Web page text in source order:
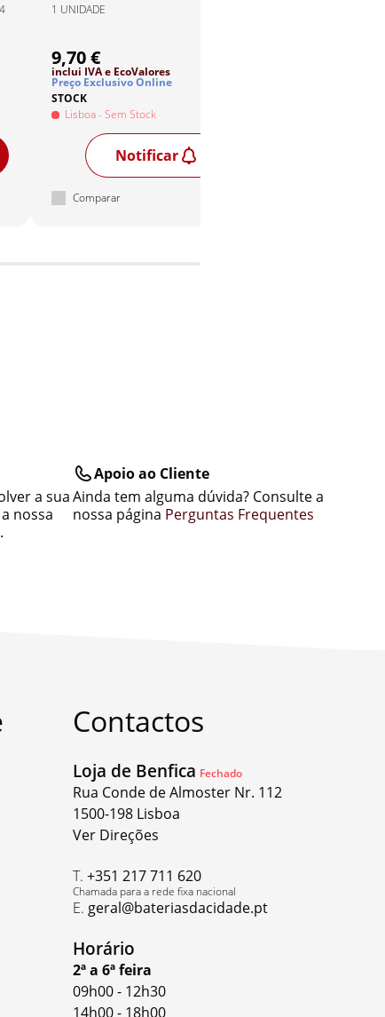
1 UNIDADE
9,70 €
inclui IVAe EcoValores
Preço Exclusivo Online
STOCK
Lisboa- Sem Stock
Notificar
Comparar
a sua
nossa
.
Apoio ao Cliente
Ainda tem alguma dúvida? Consulte a
nossa página Perguntas Frequentes
Contactos
Loja de Benfica Fechado
Rua Conde de Almoster Nr. 112
1500-198 Lisboa
Ver Direções
T. +351 217 711 620
Chamada para a rede fixa nacional
E. geral@bateriasdacidade.pt
Horário
2ª a 6ª feira
09h00- 12h30
14h00- 18h00